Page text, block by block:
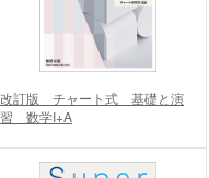
改訂版 チャート式 基礎と演
習 数学I+A